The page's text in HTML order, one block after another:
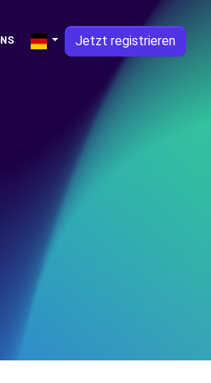
Jetzt registrieren